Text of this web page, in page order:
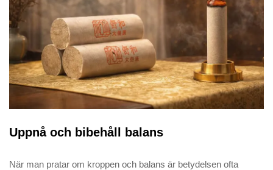
Uppnå och bibehåll balans
När man pratar om kroppen och balans är betydelsen ofta